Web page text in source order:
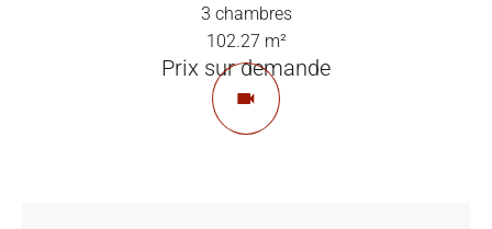
3 chambres
102.27 m²
Prix sur demande